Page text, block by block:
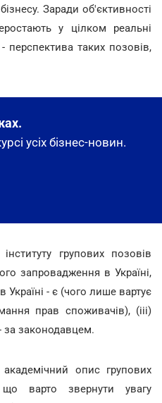
Заради об'єктивності
у цілком реальні
перспектива таких позовів,
усіх бізнес-новин.
групових позовів
запровадження в Україні,
Україні - є (чого лише вартує
прав споживачів), (ііі)
законодавцем.
опис групових
варто звернути увагу